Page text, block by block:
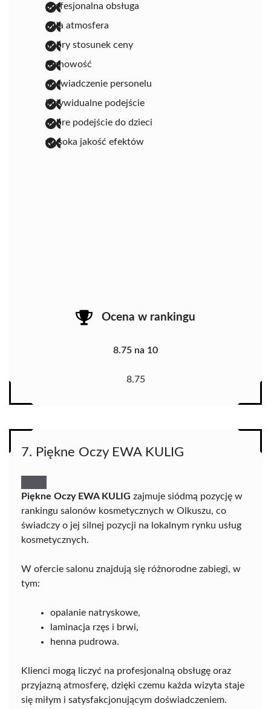
profesjonalna obsługa
miła atmosfera
dobry stosunek ceny
fachowość
doświadczenie personelu
indywidualne podejście
dobre podejście do dzieci
wysoka jakość efektów
Ocena w rankingu
8.75 na 10
8.75
7. Piękne Oczy EWA KULIG
Piękne Oczy EWA KULIG zajmuje siódmą pozycję w
rankingu salonów kosmetycznych w Olkuszu, co
świadczy o jej silnej pozycji na lokalnym rynku usług
kosmetycznych.
W ofercie salonu znajdują się różnorodne zabiegi, w
tym:
opalanie natryskowe,
laminacja rzęs i brwi,
henna pudrowa.
Klienci mogą liczyć na profesjonalną obsługę oraz
przyjazną atmosferę, dzięki czemu każda wizyta staje
się miłym i satysfakcjonującym doświadczeniem.